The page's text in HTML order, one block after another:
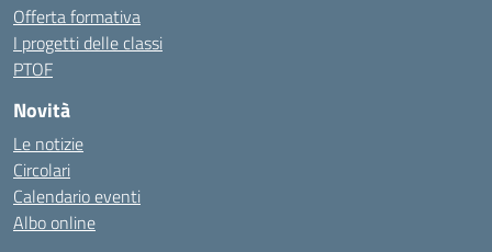
Offerta formativa
I progetti delle classi
PTOF
Novità
Le notizie
Circolari
Calendario eventi
Albo online